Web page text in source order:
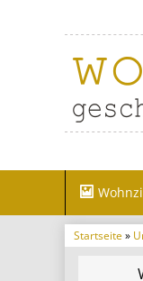
Startseite»